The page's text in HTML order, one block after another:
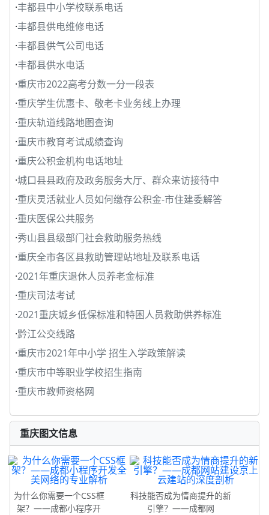
·丰都县中小学校联系电话
·丰都县供电维修电话
·丰都县供气公司电话
·丰都县供水电话
·重庆市2022高考分数一分一段表
·重庆学生优惠卡、敬老卡业务线上办理
·重庆轨道线路地图查询
·重庆市教育考试成绩查询
·重庆公积金机构电话地址
·城口县县政府及政务服务大厅、群众来访接待中
·重庆灵活就业人员如何缴存公积金-市住建委解答
·重庆医保公共服务
·秀山县县级部门社会救助服务热线
·重庆全市各区县救助管理站地址及联系电话
·2021年重庆退休人员养老金标准
·重庆司法考试
·2021重庆城乡低保标准和特困人员救助供养标准
·黔江公交线路
·重庆市2021年中小学 招生入学政策解读
·重庆市中等职业学校招生指南
·重庆市教师资格网
重庆图文信息
为什么你需要一个CSS框
架？——成都小程序开
科技能否成为情商提升的新
引擎？——成都网